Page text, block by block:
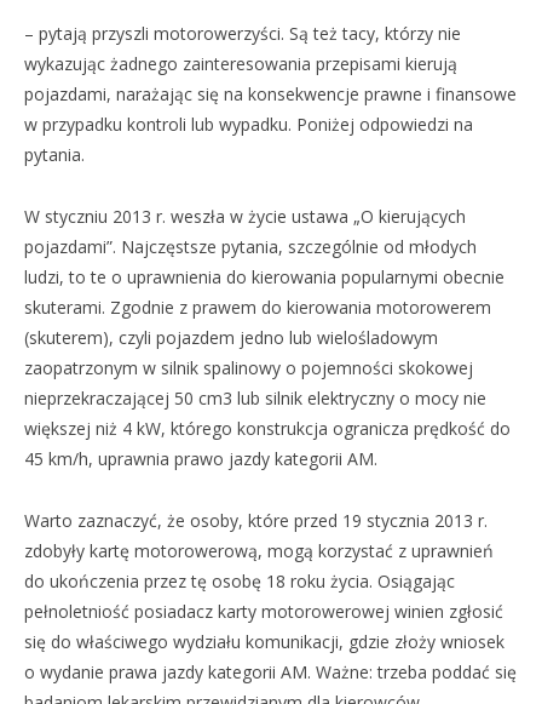
– pytają przyszli motorowerzyści. Są też tacy, którzy nie
wykazując żadnego zainteresowania przepisami kierują
pojazdami, narażając się na konsekwencje prawne i finansowe
w przypadku kontroli lub wypadku. Poniżej odpowiedzi na
pytania.
W styczniu 2013 r. weszła w życie ustawa „O kierujących
pojazdami”. Najczęstsze pytania, szczególnie od młodych
ludzi, to te o uprawnienia do kierowania popularnymi obecnie
skuterami. Zgodnie z prawem do kierowania motorowerem
(skuterem), czyli pojazdem jedno lub wielośladowym
zaopatrzonym w silnik spalinowy o pojemności skokowej
nieprzekraczającej 50 cm3 lub silnik elektryczny o mocy nie
większej niż 4 kW, którego konstrukcja ogranicza prędkość do
45 km/h, uprawnia prawo jazdy kategorii AM.
Warto zaznaczyć, że osoby, które przed 19 stycznia 2013 r.
zdobyły kartę motorowerową, mogą korzystać z uprawnień
do ukończenia przez tę osobę 18 roku życia. Osiągając
pełnoletniość posiadacz karty motorowerowej winien zgłosić
się do właściwego wydziału komunikacji, gdzie złoży wniosek
o wydanie prawa jazdy kategorii AM. Ważne: trzeba poddać się